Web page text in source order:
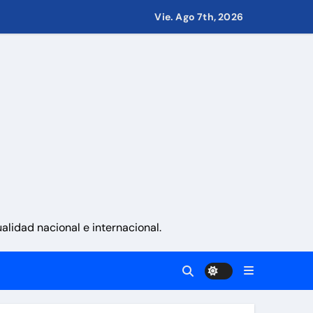
millones
con propósito»
7 de agosto 2026
Vie. Ago 7th, 2026
nacional e internacional.